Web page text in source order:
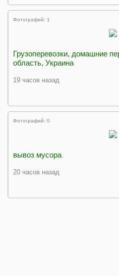
Фотографий: 1
Грузоперевозки, домашние
область, Украина
19 часов назад
Фотографий: 0
вывоз мусора
20 часов назад